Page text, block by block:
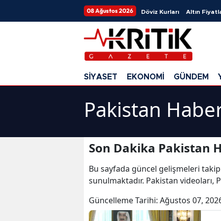
08 Ağustos 2026 Döviz Kurları Altın
SİYASET EKONOMİ GÜNDEM
Pakistan
Son Dakika Pakistan
Bu sayfada güncel gelişmeleri
sunulmaktadır. Pakistan
Güncelleme Tarihi: Ağustos 07,